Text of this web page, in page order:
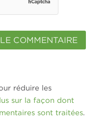
réduire les
sur la façon dont
sont traitées.